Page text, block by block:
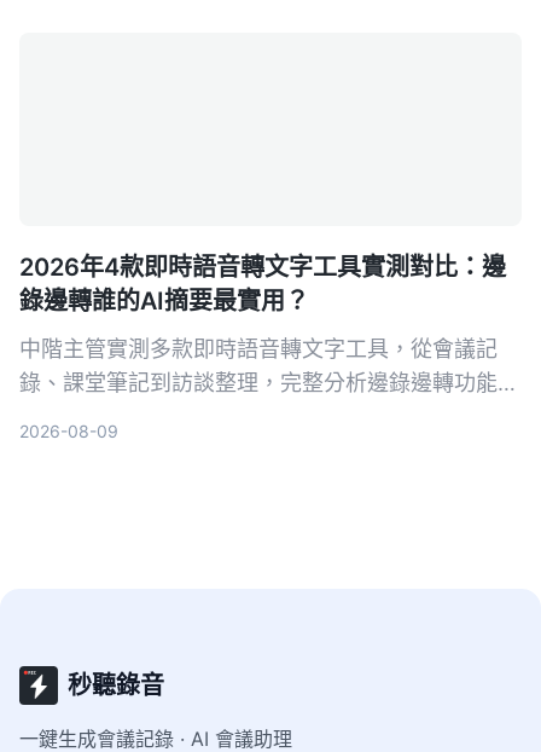
2026年4款即時語音轉文字工具實測對比：邊
錄邊轉誰的AI摘要最實用？
中階主管實測多款即時語音轉文字工具，從會議記
錄、課堂筆記到訪談整理，完整分析邊錄邊轉功能與
2026-08-09
秒聽錄音
一鍵生成會議記錄 · AI 會議助理